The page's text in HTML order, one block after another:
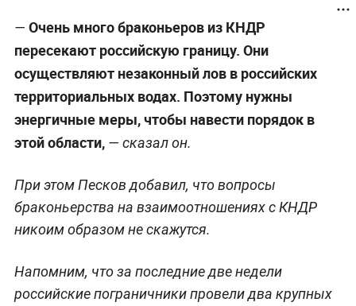
— Очень много браконьеров из КНДР
пересекают российскую границу. Они
осуществляют незаконный лов в российских
территориальных водах. Поэтому нужны
энергичные меры, чтобы навести порядок в
этой области,— сказал он.
При этом Песков добавил, что вопросы
браконьерства на взаимоотношениях с КНДР
никоим образом не скажутся.
Напомним, что за последние две недели
российские пограничники провели два крупных